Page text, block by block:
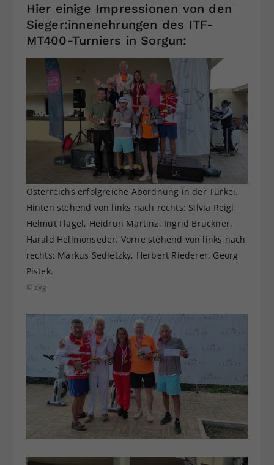
Hier einige Impressionen von den
Sieger:innenehrungen des ITF-
MT400-Turniers in Sorgun:
Österreichs erfolgreiche Abordnung in der Türkei.
Hinten stehend von links nach rechts: Silvia Reigl,
Helmut Flagel, Heidrun Martinz, Ingrid Bruckner,
Harald Hellmonseder. Vorne stehend von links nach
rechts: Markus Sedletzky, Herbert Riederer, Georg
Pistek.
© zVg